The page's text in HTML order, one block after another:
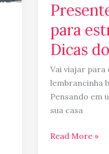
para
Dicas
Vai viajar
lembrancinha
Pensando em
sua casa
comprar!
Read More »